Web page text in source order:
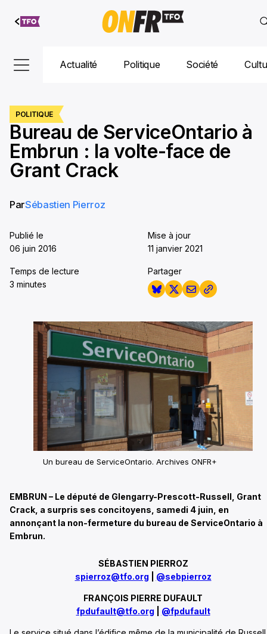
Aller au
contenu
Actualité Politique Société
POLITIQUE
Bureau de ServiceOntario à
Embrun : la volte-face de
Grant Crack
ParSébastien Pierroz
Publié le
06 juin 2016
Mise à jour
11 janvier 2021
Temps de lecture
3 minutes
Partager
Un bureau de ServiceOntario. Archives ONFR+
EMBRUN – Le député de Glengarry-Prescott-Russell, Grant
Crack, a surpris ses concitoyens, samedi 4 juin, en
annonçant la non-fermeture du bureau de ServiceOntario à
Embrun.
SÉBASTIEN PIERROZ
spierroz@tfo.org
@sebpierroz
FRANÇOIS PIERRE DUFAULT
fpdufault@tfo.org
@fpdufault